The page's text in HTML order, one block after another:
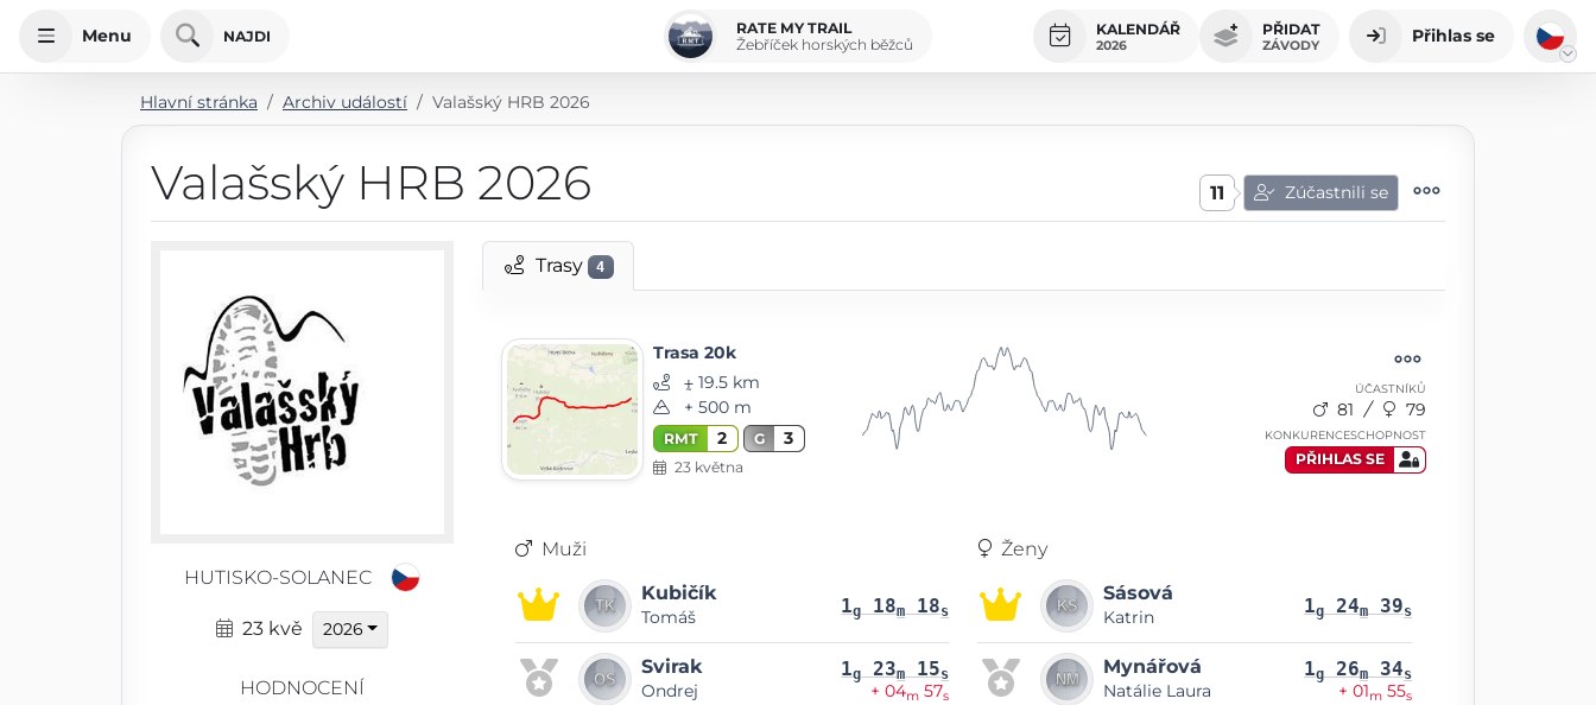
Menu NAJDI
RATE MY TRAIL
Žebříček horských běžců
KALENDÁŘ
2026
PŘIDAT
ZÁVODY Přihlas se
Hlavní stránka Archiv událostí Valašský HRB 2026
Valašský HRB 2026 11 Zúčastnili se
HUTISKO-SOLANEC
23 kvě 2026
HODNOCENÍ
Trasy 4
Trasa 20k
⨦ 19.5 km
+ 500 m
RMT 2 G 3
23 května
ÚČASTNÍKŮ
81 79
KONKURENCESCHOPNOST
PŘIHLAS SE
Muži
Kubičík
Tomáš 1g 18m 18s
Svirak
Ondrej
1g 23m 15s
+ 04m 57s
Ženy
Sásová
Katrin 1g 24m 39s
Mynářová
Natálie Laura
1g 26m 34s
+ 01m 55s